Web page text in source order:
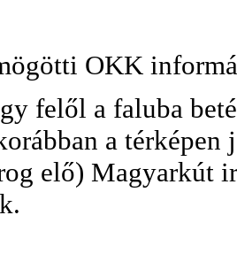
OKK
felől a faluba
a térképen
elő) Magyarkút